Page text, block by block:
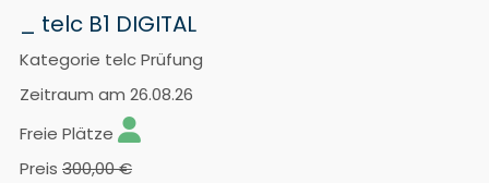
_ telc B1 DIGITAL
Kategorie telc Prüfung
Zeitraum am 26.08.26
Freie Plätze
Preis 300,00 €